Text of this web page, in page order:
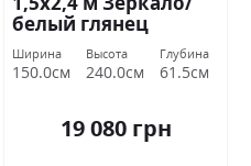
белый глянец
Миромарк
Ширина
150.0см
Высота
240.0см
Глубина
61.5см
19 080 грн